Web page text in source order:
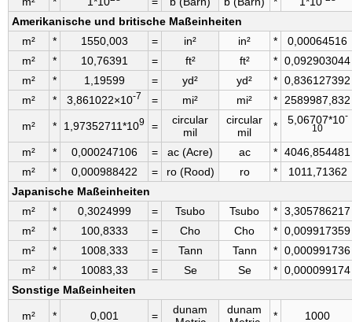
Amerikanische und britische Maßeinheiten
m²
* 1550,003 = in² in² *
0,00064516
m²
* 10,76391 = ft² ft² * 0,092903044
m²
* 1,19599 = yd² yd² * 0,836127392
m²
* 3,861022×10-7 = mi² mi² * 2589987,832
m² * 1,97352711*109 =
circular
mil
circular
mil
* 5,06707*10-
10
m² * 0,000247106 = ac (Acre) ac * 4046,854481
m²
* 0,000988422 = ro (Rood) ro *
1011,71362
Japanische Maßeinheiten
m²
* 0,3024999 = Tsubo Tsubo * 3,305786217
m²
* 100,8333 = Cho Cho * 0,009917359
m²
* 1008,333 = Tann Tann * 0,000991736
m²
* 10083,33 = Se Se * 0,000099174
Sonstige Maßeinheiten
m² * 0,001 =
dunam
dunam
* 1000